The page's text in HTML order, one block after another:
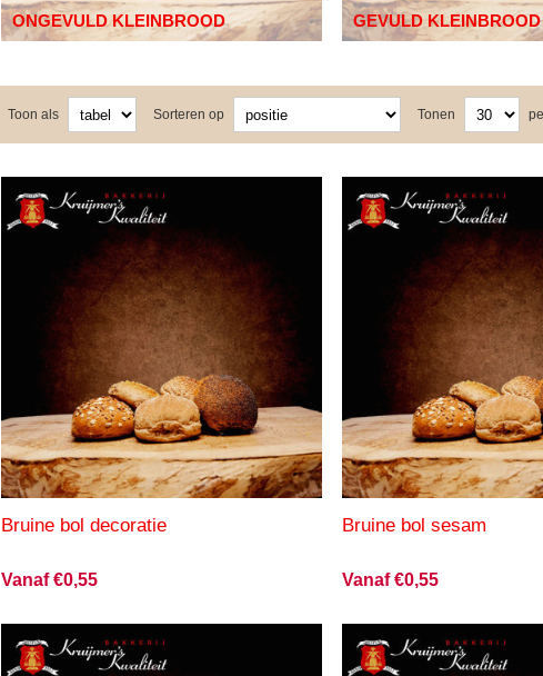
ONGEVULD KLEINBROOD GEVULD KLEINBROOD
Toon als Sorteren op Tonen
Bruine bol decoratie
Vanaf €0,55
Bruine bol sesam
Vanaf €0,55